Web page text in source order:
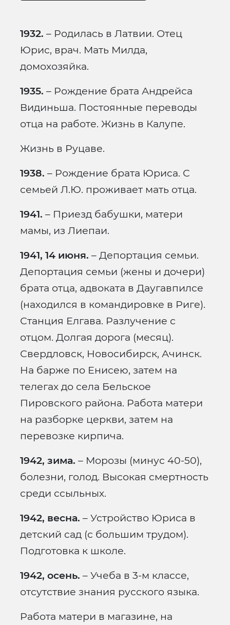
1932. – Родилась в Латвии. Отец
Юрис, врач. Мать Милда,
домохозяйка.
1935. – Рождение брата Андрейса
Видиньша. Постоянные переводы
отца на работе. Жизнь в Калупе.
Жизнь в Руцаве.
1938. – Рождение брата Юриса. С
семьей Л.Ю. проживает мать отца.
1941. – Приезд бабушки, матери
мамы, из Лиепаи.
1941, 14 июня. – Депортация семьи.
Депортация семьи (жены и дочери)
брата отца, адвоката в Даугавпилсе
(находился в командировке в Риге).
Станция Елгава. Разлучение с
отцом. Долгая дорога (месяц).
Свердловск, Новосибирск, Ачинск.
На барже по Енисею, затем на
телегах до села Бельское
Пировского района. Работа матери
на разборке церкви, затем на
перевозке кирпича.
1942, зима. – Морозы (минус 40-50),
болезни, голод. Высокая смертность
среди ссыльных.
1942, весна. – Устройство Юриса в
детский сад (с большим трудом).
Подготовка к школе.
1942, осень. – Учеба в 3-м классе,
отсутствие знания русского языка.
Работа матери в магазине, на